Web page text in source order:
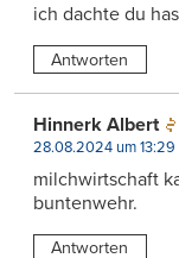
ich dachte du
Antworten
Hinnerk Albert
28.08.2024 um 13:29
milchwirtschaft
buntenwehr.
Antworten